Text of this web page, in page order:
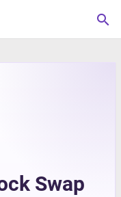
search
Swap